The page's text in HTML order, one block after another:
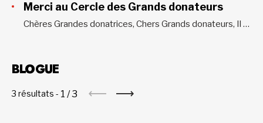
Merci au Cercle des Grands donateurs
Chères Grandes donatrices, Chers Grands donateurs, Il nous fait plaisir de vous accueillir dans ce qui se veut une version alternative de notre cocktail annuel. Nous avons bon espoir de revenir à la formule traditionnelle (en personne) lors de la prochaine édition. Pour le moment, nous avons créé cette plateforme...
BLOGUE
3 résultats - 1 /3